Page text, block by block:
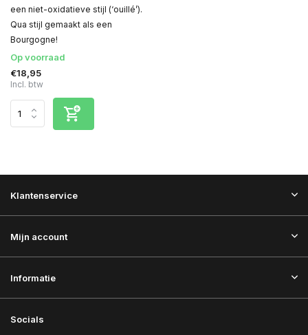
een niet-oxidatieve stijl (‘ouillé’).
Qua stijl gemaakt als een
Bourgogne!
Op voorraad
€18,95
Incl. btw
Klantenservice
Mijn account
Informatie
Socials